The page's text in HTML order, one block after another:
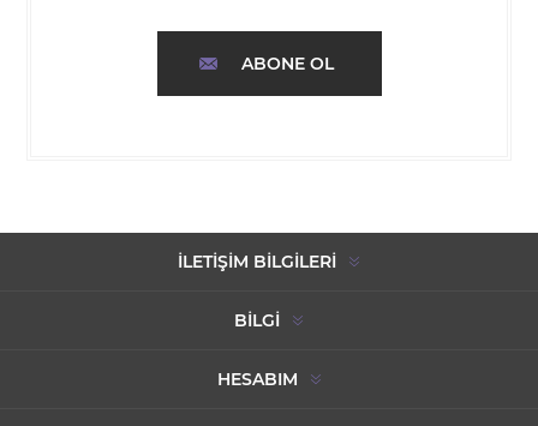
ABONE OL
İLETIŞIM BILGILERI
BILGI
HESABIM